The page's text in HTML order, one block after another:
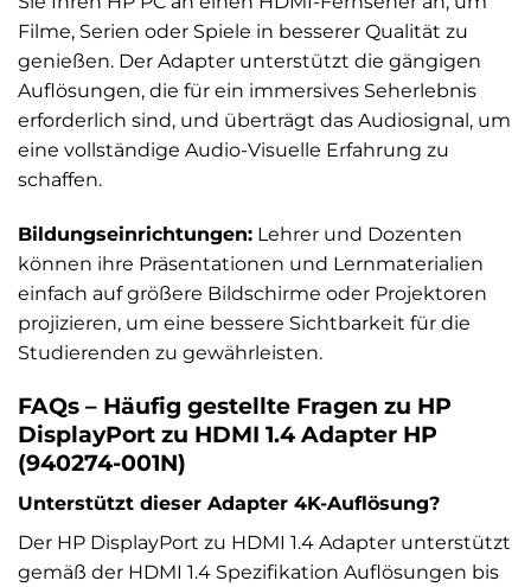
Filme, Serien oder Spiele in besserer Qualität zu
genießen. Der Adapter unterstützt die gängigen
Auflösungen, die für ein immersives Seherlebnis
erforderlich sind, und überträgt das Audiosignal, um
eine vollständige Audio-Visuelle Erfahrung zu
schaffen.
Bildungseinrichtungen: Lehrer und Dozenten
können ihre Präsentationen und Lernmaterialien
einfach auf größere Bildschirme oder Projektoren
projizieren, um eine bessere Sichtbarkeit für die
Studierenden zu gewährleisten.
FAQs – Häufig gestellte Fragen zu HP
DisplayPort zu HDMI 1.4 Adapter HP
(940274-001N)
Unterstützt dieser Adapter 4K-Auflösung?
Der HP DisplayPort zu HDMI 1.4 Adapter unterstützt
gemäß der HDMI 1.4 Spezifikation Auflösungen bis